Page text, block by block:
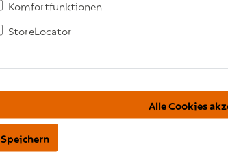
Komfortfunktionen
StoreLocator
Alle Cookies
Speichern